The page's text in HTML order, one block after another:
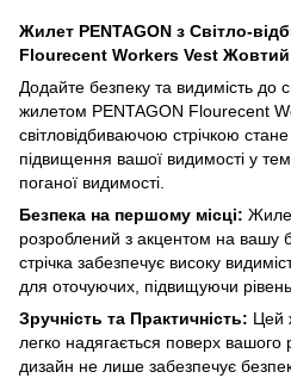
Жилет PENTAGON з Світло-
Flourecent Workers Vest Жовтий
Додайте безпеку та видимість до
жилетом PENTAGON Flourecent
світловідбиваючою стрічкою
підвищення вашої видимості у
поганої видимості.
Безпека на першому місці:
розроблений з акцентом на вашу
стрічка забезпечує високу
для оточуючих, підвищуючи
Зручність та Практичність: Цей
легко надягається поверх вашого
дизайн не лише забезпечує